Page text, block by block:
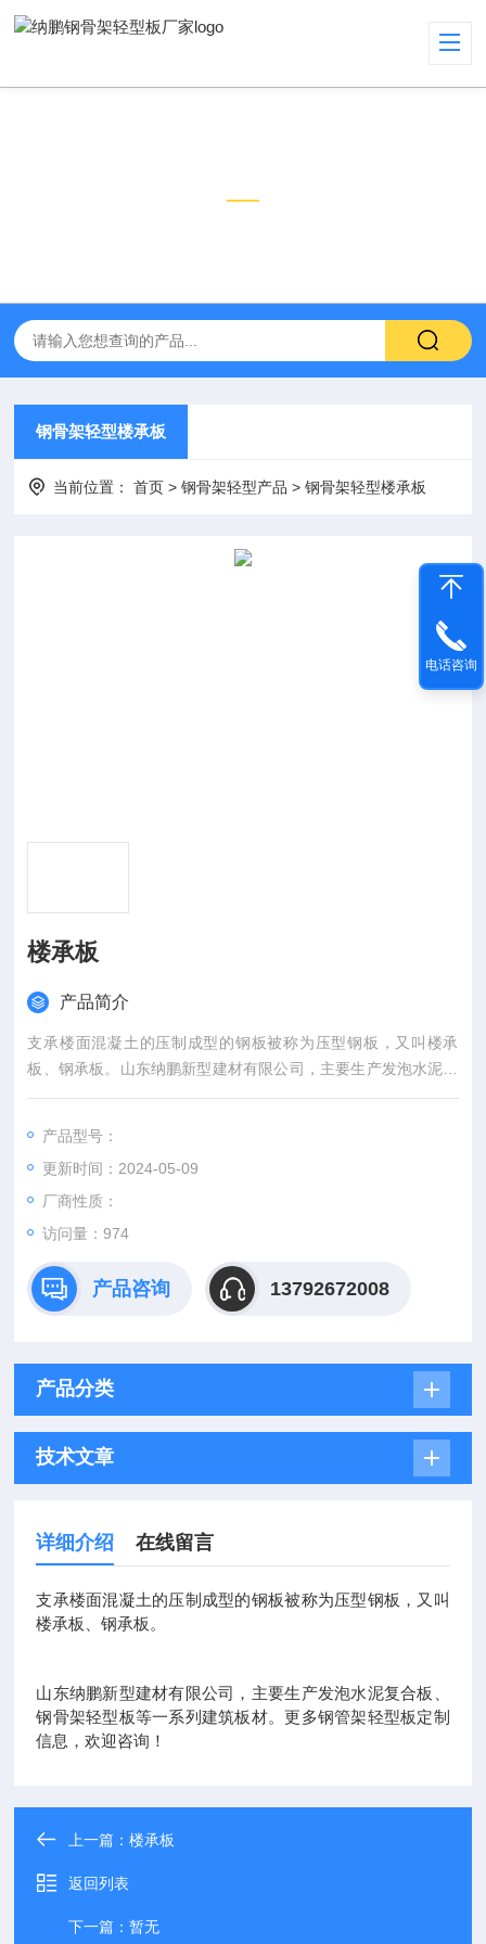
钢骨架轻型楼承板
当前位置：首页 >钢骨架轻型产品 >钢骨架轻型楼承板
楼承板
产品简介
支承楼面混凝土的压制成型的钢板被称为压型钢板，又叫楼承
板、钢承板。山东纳鹏新型建材有限公司，主要生产发泡水泥复
合板、钢骨架轻型板等一系列建筑板材。更多钢管架轻型
产品型号：
更新时间：2024-05-09
厂商性质：
访问量：974
产品咨询 13792672008
产品分类
技术文章
详细介绍 在线留言
支承楼面混凝土的压制成型的钢板被称为压型钢板，又叫
楼承板、钢承板。
山东纳鹏新型建材有限公司，主要生产发泡水泥复合板、
钢骨架轻型板等一系列建筑板材。更多钢管架轻型板定制
信息，欢迎咨询！
上一篇：楼承板
返回列表
下一篇：暂无
电话咨询